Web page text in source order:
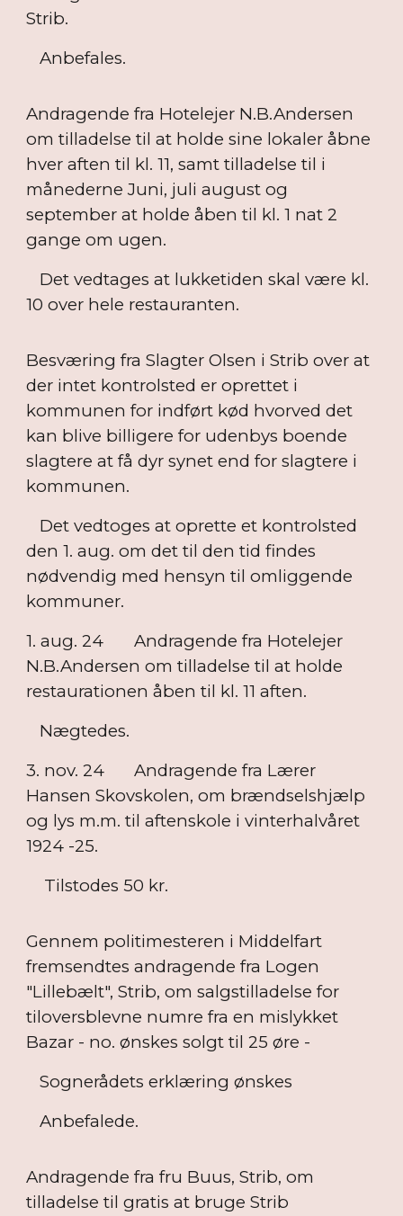
Strib.
Anbefales.
Andragende fra Hotelejer N.B.Andersen
om tilladelse til at holde sine lokaler åbne
hver aften til kl. 11, samt tilladelse til i
månederne Juni, juli august og
september at holde åben til kl. 1 nat 2
gange om ugen.
Det vedtages at lukketiden skal være kl.
10 over hele restauranten.
Besværing fra Slagter Olsen i Strib over at
der intet kontrolsted er oprettet i
kommunen for indført kød hvorved det
kan blive billigere for udenbys boende
slagtere at få dyr synet end for slagtere i
kommunen.
Det vedtoges at oprette et kontrolsted
den 1. aug. om det til den tid findes
nødvendig med hensyn til omliggende
kommuner.
1. aug. 24
Andragende fra Hotelejer
N.B.Andersen om tilladelse til at holde
restaurationen åben til kl. 11 aften.
Nægtedes.
3. nov. 24
Andragende fra Lærer
Hansen Skovskolen, om brændselshjælp
og lys m.m. til aftenskole i vinterhalvåret
1924 -25.
Tilstodes 50 kr.
Gennem politimesteren i Middelfart
fremsendtes andragende fra Logen
"Lillebælt", Strib, om salgstilladelse for
tiloversblevne numre fra en mislykket
Bazar - no. ønskes solgt til 25 øre -
Sognerådets erklæring ønskes
Anbefalede.
Andragende fra fru Buus, Strib, om
tilladelse til gratis at bruge Strib